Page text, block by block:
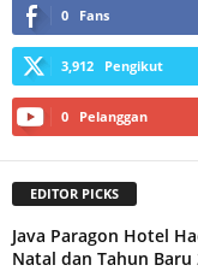
0 Fans
3,912 Pengikut
0 Pelanggan
EDITOR PICKS
Java Paragon Hotel
Natal dan Tahun Baru